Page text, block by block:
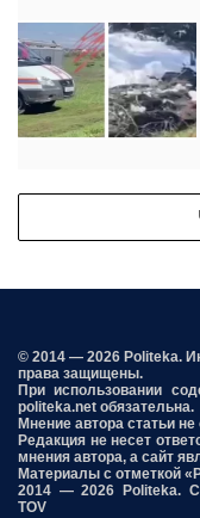
© 2014 — 2026 Politeka.
права защищены.
При использовании
politeka.net обязательна.
Мнение автора статьи
Редакция не несет
мнения автора, а сайт
Материалы с отметкой
2014 — 2026 Politeka.
TOV